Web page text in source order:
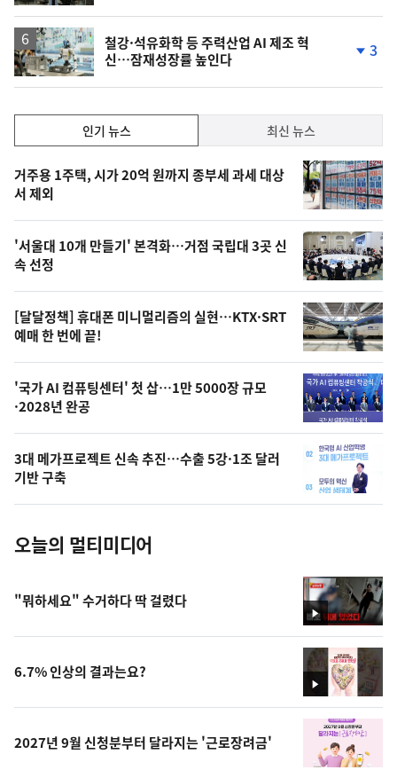
철강·석유화학 등 주력산업 AI 제조 혁
신…잠재성장률 높인다
락
3
기,
최
신,
오
늘
의
영
상
오
의
사
진
인기 뉴스 최신 뉴스
기
뉴
스
거주용 1주택, 시가 20억 원까지 종부세 과세 대상
서 제외
'서울대 10개 만들기' 본격화…거점 국립대 3곳 신
속 선정
[달달정책] 휴대폰 미니멀리즘의 실현…KTX·SRT
예매 한 번에 끝!
'국가 AI 컴퓨팅센터' 첫 삽…1만 5000장 규모
·2028년 완공
3대 메가프로젝트 신속 추진…수출 5강·1조 달러
기반 구축
오늘의 멀티미디어
영
상
"뭐하세요" 수거하다 딱 걸렸다
영
상
6.7% 인상의 결과는요?
2027년 9월 신청분부터 달라지는 '근로장려금'